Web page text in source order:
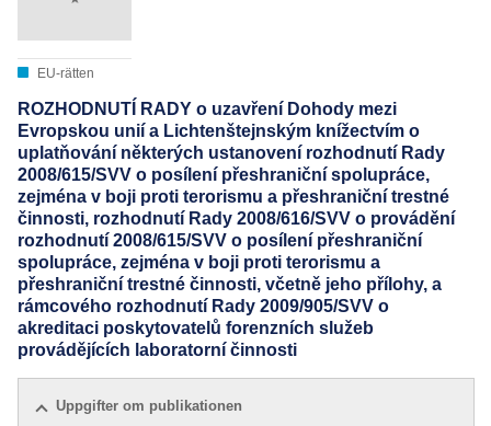
EU-rätten
ROZHODNUTÍ RADY o uzavření Dohody mezi
Evropskou unií a Lichtenštejnským knížectvím o
uplatňování některých ustanovení rozhodnutí Rady
2008/615/SVV o posílení přeshraniční spolupráce,
zejména v boji proti terorismu a přeshraniční trestné
činnosti, rozhodnutí Rady 2008/616/SVV o provádění
rozhodnutí 2008/615/SVV o posílení přeshraniční
spolupráce, zejména v boji proti terorismu a
přeshraniční trestné činnosti, včetně jeho přílohy, a
rámcového rozhodnutí Rady 2009/905/SVV o
akreditaci poskytovatelů forenzních služeb
provádějících laboratorní činnosti
Uppgifter om publikationen